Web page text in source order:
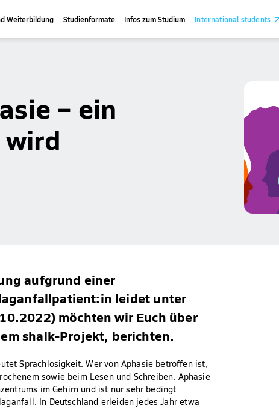
Weiterbildung Studienformate Infos zum Studium International students
– ein
aufgrund einer
leidet unter
möchten wir Euch über
shalk-Projekt, berichten.
Sprachlosigkeit. Wer von Aphasie betroffen ist,
sowie beim Lesen und Schreiben. Aphasie
im Gehirn und ist nur sehr bedingt
In Deutschland erleiden jedes Jahr etwa